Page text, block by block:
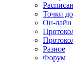
Точки
Он-лайн
Разное
Форум